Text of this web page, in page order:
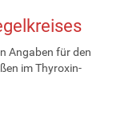
Angaben für den
im Thyroxin-